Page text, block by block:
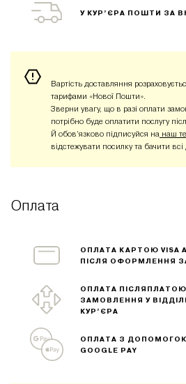
У КУР’ЄРА ПОШТИ ЗА
Вартість доставляння
тарифами «Нової Пошти».
Зверни увагу, що в разі оплати
потрібно буде оплатити послугу
Й обов’язково підписуйся на наш
відстежувати посилку та бачити
Оплата
ОПЛАТА КАРТОЮ VISA
ПІСЛЯ ОФОРМЛЕННЯ
ОПЛАТА
ЗАМОВЛЕННЯ У
КУР’ЄРА
ОПЛАТА З ДОПОМОГОЮ
GOOGLE PAY